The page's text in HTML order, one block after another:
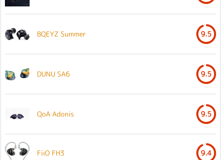
BQEYZ Summer 9.5
DUNU SA6 9.5
QoA Adonis 9.5
FiiO FH3 9.4